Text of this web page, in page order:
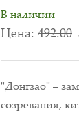
В наличии
Цена: 492.00
"Донгзао" –
созревания,